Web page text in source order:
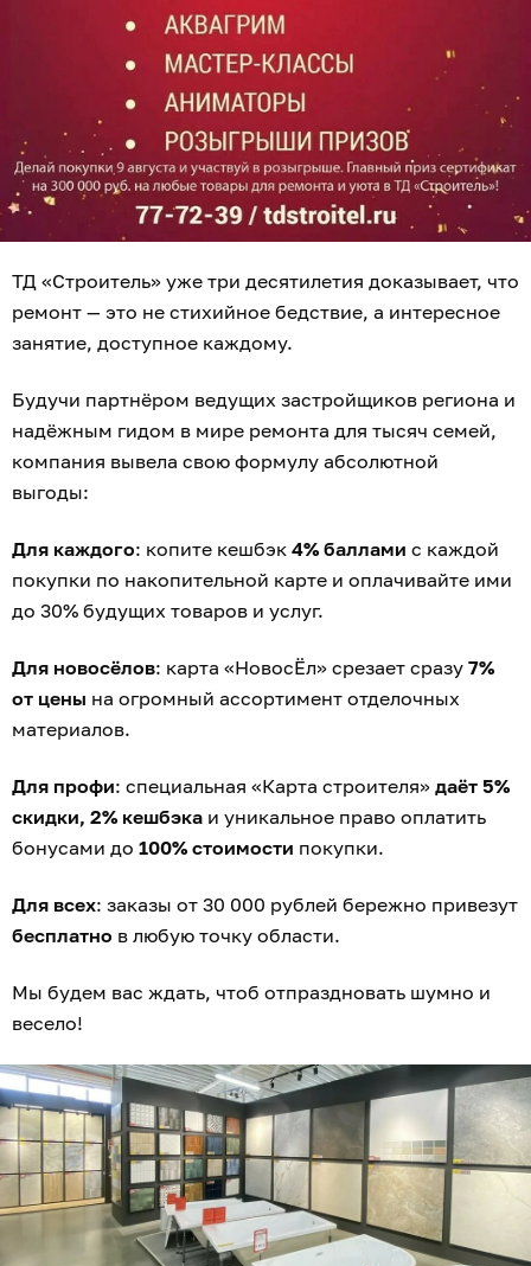
ТД «Строитель» уже три десятилетия доказывает, что
ремонт — это не стихийное бедствие, а интересное
занятие, доступное каждому.
Будучи партнёром ведущих застройщиков региона и
надёжным гидом в мире ремонта для тысяч семей,
компания вывела свою формулу абсолютной
выгоды:
Для каждого: копите кешбэк 4% баллами с каждой
покупки по накопительной карте и оплачивайте ими
до 30% будущих товаров и услуг.
Для новосёлов: карта «НовосЁл» срезает сразу 7%
от цены на огромный ассортимент отделочных
материалов.
Для профи: специальная «Карта строителя» даёт 5%
скидки, 2% кешбэка и уникальное право оплатить
бонусами до 100% стоимости покупки.
Для всех: заказы от 30 000 рублей бережно привезут
бесплатно в любую точку области.
Мы будем вас ждать, чтоб отпраздновать шумно и
весело!